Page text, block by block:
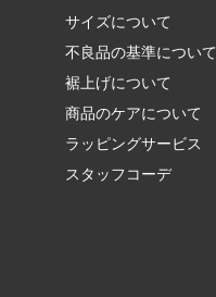
サイズについて
不良品の基準について
裾上げについて
商品のケアについて
ラッピングサービス
スタッフコーデ